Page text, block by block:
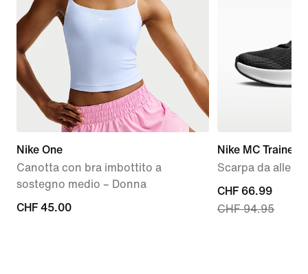
Nike One
Canotta con bra imbottito a
sostegno medio – Donna
CHF
CHF 45.00
Nike MC Trainer 3
Scarpa da
current
price
CHF 66.99
CHF 94.95